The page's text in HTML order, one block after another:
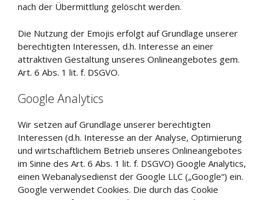
nach der Übermittlung gelöscht werden.
Die Nutzung der Emojis erfolgt auf Grundlage unserer
berechtigten Interessen, d.h. Interesse an einer
attraktiven Gestaltung unseres Onlineangebotes gem.
Art. 6 Abs. 1 lit. f. DSGVO.
Google Analytics
Wir setzen auf Grundlage unserer berechtigten
Interessen (d.h. Interesse an der Analyse, Optimierung
und wirtschaftlichem Betrieb unseres Onlineangebotes
im Sinne des Art. 6 Abs. 1 lit. f. DSGVO) Google Analytics,
einen Webanalysedienst der Google LLC („Google“) ein.
Google verwendet Cookies. Die durch das Cookie